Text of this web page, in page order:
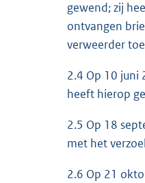
gewend; zij
ontvangen
verweerder
2.4 Op 10 juni
heeft hierop
2.5 Op 18
met het
2.6 Op 21